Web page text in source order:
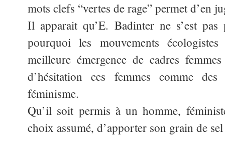
mots clefs “vertes de rage” permet d’en
Il apparait qu’E. Badinter ne s’est
pourquoi les mouvements
meilleure émergence de cadres
d’hésitation ces femmes comme
féminisme.
Qu’il soit permis à un homme,
choix assumé, d’apporter son grain de